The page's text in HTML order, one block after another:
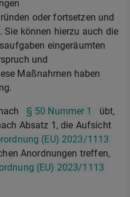
oder fortsetzen und
können hierzu auch die
eingeräumten
und
Maßnahmen haben
§ 50 Nummer 1
übt,
Absatz 1, die Aufsicht
(EU) 2023/1113
Anordnungen treffen,
(EU) 2023/1113